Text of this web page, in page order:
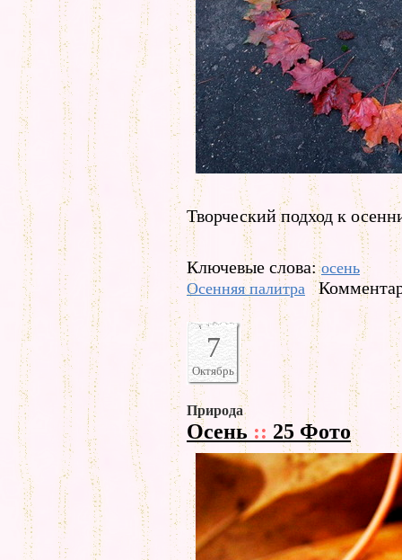
Творческий подход к
Ключевые слова:осень
Осенняя палитра
7
Октябрь
Природа
Осень :: 25 Фото